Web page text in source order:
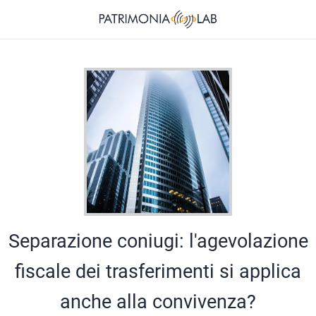
Separazione coniugi: l'agevolazione
fiscale dei trasferimenti si applica
anche alla convivenza?